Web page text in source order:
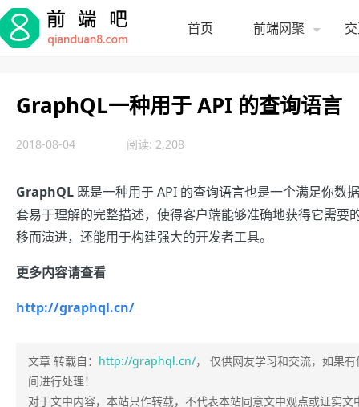
首页 前端网聚
GraphQL一种用于 API 的查询语言
2018-08-04 阅读: 2,208
GraphQL 既是一种用于 API 的查询语言也是一个满足你数
套易于理解的完整描述，使得客户端能够准确地获得它需
移而演进，还能用于构建强大的开发者工具。
更多内容请查看
http://graphql.cn/
文章 转载自： http://graphql.cn/​， 仅供网友学习和交流，如果
间进行处理！
对于文中内容，本站只作转载，不代表本站同意文中观点或证实文